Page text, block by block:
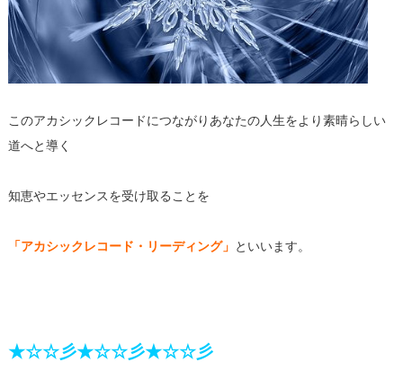
このアカシックレコードにつながりあなたの人生をより素晴らしい
道へと導く
知恵やエッセンスを受け取ることを
「アカシックレコード・リーディング」 といいます。
★☆☆彡★☆☆彡★☆☆彡